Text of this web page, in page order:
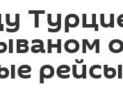
рейсы